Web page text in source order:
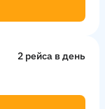
2 рейсa в день